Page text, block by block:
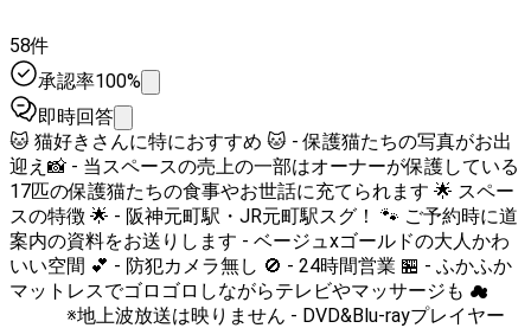
58件
承認率100%
即時回答
🐱 猫好きさんに特におすすめ 🐱 - 保護猫たちの写真がお出
迎え📸 - 当スペースの売上の一部はオーナーが保護している
17匹の保護猫たちの食事やお世話に充てられます 🌟 スペー
スの特徴 🌟 - 阪神元町駅・JR元町駅スグ！ 🐾 ご予約時に道
案内の資料をお送りします - ベージュxゴールドの大人かわ
いい空間 💕 - 防犯カメラ無し 🚫 - 24時間営業 🏪 - ふかふか
マットレスでゴロゴロしながらテレビやマッサージも ☁
※地上波放送は映りません - DVD&Blu-rayプレイヤー